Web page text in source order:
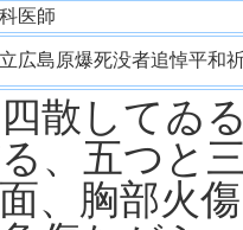
医師
広島原爆死没者追悼平
散してゐ
、五つと
、胸部火